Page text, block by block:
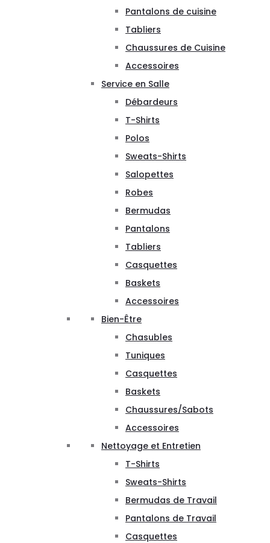
Pantalons de cuisine
Tabliers
Chaussures de Cuisine
Accessoires
Service en Salle
Débardeurs
T-Shirts
Polos
Sweats-Shirts
Salopettes
Robes
Bermudas
Pantalons
Tabliers
Casquettes
Baskets
Accessoires
Bien-Être
Chasubles
Tuniques
Casquettes
Baskets
Chaussures/Sabots
Accessoires
Nettoyage et Entretien
T-Shirts
Sweats-Shirts
Bermudas de Travail
Pantalons de Travail
Casquettes